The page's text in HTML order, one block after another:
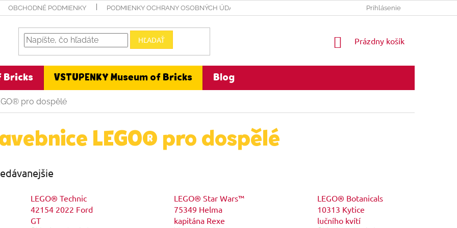
OBCHODNÉ PODMIENKY PODMIENKY OCHRANY OSOBNÝCH ÚDAJOV Prihlásenie
HĽADAŤ
NÁKUPNÝ
Prázdny košík
Bricks VSTUPENKY Museum of Bricks Blog
pro dospělé
LEGO® pro dospělé
LEGO® Technic
42154 2022 Ford
GT
LEGO® Star Wars™
75349 Helma
kapitána Rexe
LEGO® Botanicals
10313 Kytice
lučního kvítí